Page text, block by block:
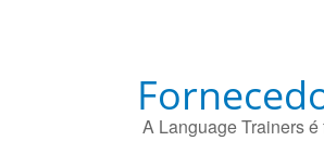
A Language Trainers